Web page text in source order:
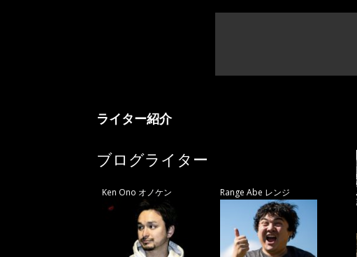
ライター紹介
ブログライター
Ken Ono オノケン Range Abe レンジ